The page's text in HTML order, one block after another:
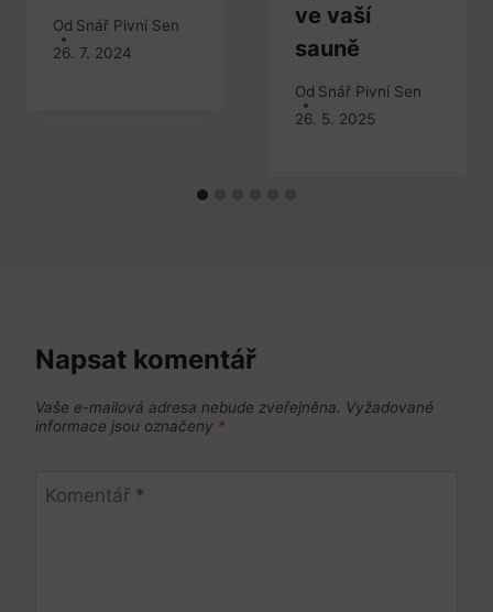
Od Snář Pivní Sen
26. 7. 2024
ve vaší
sauně
Od Snář Pivní Sen
26. 5. 2025
Napsat komentář
Vaše e-mailová adresa nebude zveřejněna. Vyžadované
informace jsou označeny *
Komentář *